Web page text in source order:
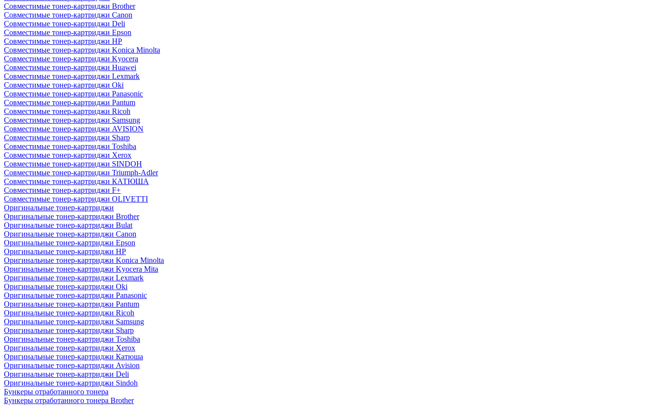
Совместимые тонер-картриджи Brother
Совместимые тонер-картриджи Canon
Совместимые тонер-картриджи Deli
Совместимые тонер-картриджи Epson
Совместимые тонер-картриджи HP
Совместимые тонер-картриджи Konica Minolta
Совместимые тонер-картриджи Kyocera
Совместимые тонер-картриджи Huawei
Совместимые тонер-картриджи Lexmark
Совместимые тонер-картриджи Oki
Совместимые тонер-картриджи Panasonic
Совместимые тонер-картриджи Pantum
Совместимые тонер-картриджи Ricoh
Совместимые тонер-картриджи Samsung
Совместимые тонер-картриджи AVISION
Совместимые тонер-картриджи Sharp
Совместимые тонер-картриджи Toshiba
Совместимые тонер-картриджи Xerox
Совместимые тонер-картриджи SINDOH
Совместимые тонер-картриджи Triumph-Adler
Совместимые тонер-картриджи КАТЮША
Совместимые тонер-картриджи F+
Совместимые тонер-картриджи OLIVETTI
Оригинальные тонер-картриджи
Оригинальные тонер-картриджи Brother
Оригинальные тонер-картриджи Bulat
Оригинальные тонер-картриджи Canon
Оригинальные тонер-картриджи Epson
Оригинальные тонер-картриджи HP
Оригинальные тонер-картриджи Konica Minolta
Оригинальные тонер-картриджи Kyocera Mita
Оригинальные тонер-картриджи Lexmark
Оригинальные тонер-картриджи Oki
Оригинальные тонер-картриджи Panasonic
Оригинальные тонер-картриджи Pantum
Оригинальные тонер-картриджи Ricoh
Оригинальные тонер-картриджи Samsung
Оригинальные тонер-картриджи Sharp
Оригинальные тонер-картриджи Toshiba
Оригинальные тонер-картриджи Xerox
Оригинальные тонер-картриджи Катюша
Оригинальные тонер-картриджи Avision
Оригинальные тонер-картриджи Deli
Оригинальные тонер-картриджи Sindoh
Бункеры отработанного тонера
Бункеры отработанного тонера Brother